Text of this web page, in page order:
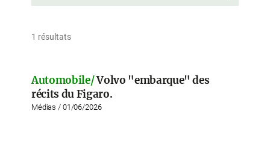
1 résultats
Automobile/Volvo "embarque" des
récits du Figaro.
Médias / 01/06/2026